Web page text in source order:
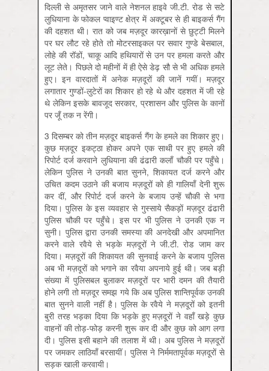
दिल्ली से अमृतसर जाने वाले नेशनल हाइवे जी.टी. रोड से सटे
लुधियाना के फोकल प्वाइण्ट क्षेत्र में अक्टूबर से ही बाइकर्स गैंग
की दहशत थी। रात को जब मज़दूर कारख़ानों से छुट्टी मिलने
पर घर लौट रहे होते तो मोटरसाइकल पर सवार गुण्डे बेसबाल,
लोहे की रॉडों, चाकू आदि हथियारों से उन पर हमला करते और
लूट लेते। पिछले दो महीनों में ही ऐसे डेढ़ सौ से भी अधिक हमले
हुए। इन वारदातों में अनेक मज़दूरों की जानें गयीं। मज़दूर
लगातार गुण्डों-लुटेरों का शिकार हो रहे थे और दहशत में जी रहे
थे लेकिन इसके बावजूद सरकार, प्रशासन और पुलिस के कानों
पर जूँ तक न रेंगी।
3 दिसम्बर को तीन मज़दूर बाइकर्स गैंग के हमले का शिकार हुए।
कुछ मज़दूर इकट्ठा होकर अपने एक साथी पर हुए हमले की
रिपोर्ट दर्ज करवाने लुधियाना की ढंढारी कलाँ चौकी पर पहुँचे।
लेकिन पुलिस ने उनकी बात सुनने, शिकायत दर्ज करने और
उचित कदम उठाने की बजाय मज़दूरों को ही गालियाँ देनी शुरू
कर दीं, और रिपोर्ट दर्ज करने के बजाय उन्हें चौकी से भगा
दिया। पुलिस के इस व्यवहार से गुस्साये सैकड़ों मज़दूर ढंढारी
पुलिस चौकी पर पहुँचे। इस पर भी पुलिस ने उनकी एक न
सुनी। पुलिस द्वारा उनकी समस्या की अनदेखी और अपमानित
करने वाले रवैये से भड़के मज़दूरों ने जी.टी. रोड जाम कर
दिया। मज़दूरों की शिकायत की सुनवाई करने के बजाय पुलिस
अब भी मज़दूरों को भगाने का रवैया अपनाये हुई थी। जब बड़ी
संख्या में पुलिसबल बुलाकर मज़दूरों पर भारी दमन की तैयारी
होने लगी तो मज़दूर समझ गये कि अब पुलिस शान्तिपूर्वक उनकी
बात सुनने वाली नहीं है। पुलिस के रवैये ने मज़दूरों को इतनी
बुरी तरह भड़का दिया कि भड़के हुए मज़दूरों ने वहाँ खड़े कुछ
वाहनों की तोड़-फोड़ करनी शुरू कर दी और कुछ को आग लगा
दी। पुलिस इसी बहाने की तलाश में थी। अब पुलिस ने मज़दूरों
पर जमकर लाठियाँ बरसायीं। पुलिस ने निर्ममतापूर्वक मज़दूरों से
सड़क खाली करवायी।